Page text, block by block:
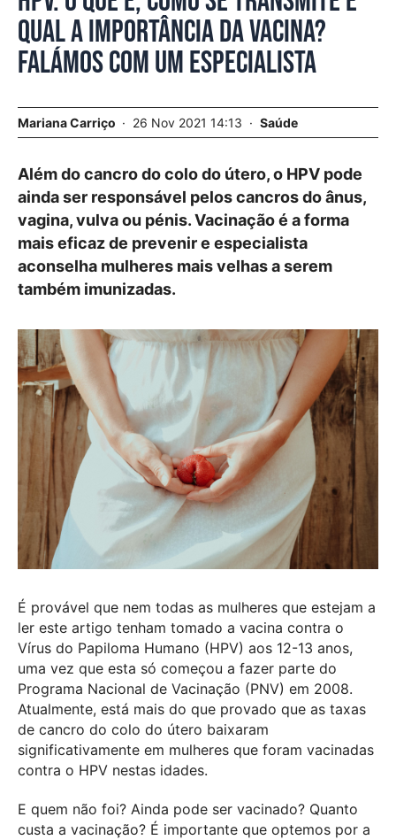
qual a importância da vacina?
Falámos com um especialista
Mariana Carriço 26 Nov 2021 14:13 Saúde
Além do cancro do colo do útero, o HPV pode
ainda ser responsável pelos cancros do ânus,
vagina, vulva ou pénis. Vacinação é a forma
mais eficaz de prevenir e especialista
aconselha mulheres mais velhas a serem
também imunizadas.
É provável que nem todas as mulheres que estejam a
ler este artigo tenham tomado a vacina contra o
Vírus do Papiloma Humano (HPV) aos 12-13 anos,
uma vez que esta só começou a fazer parte do
Programa Nacional de Vacinação (PNV) em 2008.
Atualmente, está mais do que provado que as taxas
de cancro do colo do útero baixaram
significativamente em mulheres que foram vacinadas
contra o HPV nestas idades.
E quem não foi? Ainda pode ser vacinado? Quanto
custa a vacinação? É importante que optemos por a